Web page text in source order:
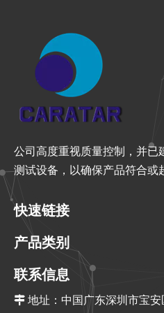
公司高度重视质量控制，并已
测试设备，以确保产品符合或
快速链接
产品类别
联系信息
 地址：中国广东深圳市宝